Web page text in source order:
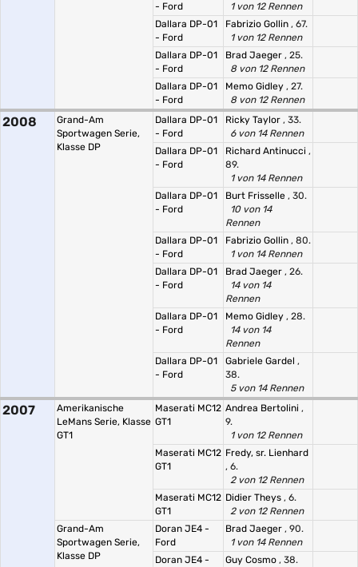
- Ford
1 von 12 Rennen
Dallara DP-01
- Ford
Fabrizio Gollin , 67.
1 von 12 Rennen
Dallara DP-01
- Ford
Brad Jaeger , 25.
8 von 12 Rennen
Dallara DP-01
- Ford
Memo Gidley , 27.
8 von 12 Rennen
2008
Grand-Am
Sportwagen Serie,
Klasse DP
Dallara DP-01
- Ford
Ricky Taylor , 33.
6 von 14 Rennen
Dallara DP-01
- Ford
Richard Antinucci ,
89.
1 von 14 Rennen
Dallara DP-01
- Ford
Burt Frisselle , 30.
10 von 14
Rennen
Dallara DP-01
- Ford
Fabrizio Gollin , 80.
1 von 14 Rennen
Dallara DP-01
- Ford
Brad Jaeger , 26.
14 von 14
Rennen
Dallara DP-01
- Ford
Memo Gidley , 28.
14 von 14
Rennen
Dallara DP-01
- Ford
Gabriele Gardel ,
38.
5 von 14 Rennen
2007
Amerikanische
LeMans Serie, Klasse
GT1
Maserati MC12
GT1
Andrea Bertolini ,
9.
1 von 12 Rennen
Maserati MC12
GT1
Fredy, sr. Lienhard
, 6.
2 von 12 Rennen
Maserati MC12
GT1
Didier Theys , 6.
2 von 12 Rennen
Grand-Am
Sportwagen Serie,
Klasse DP
Doran JE4 -
Ford
Brad Jaeger , 90.
1 von 14 Rennen
Doran JE4 -
Guy Cosmo , 38.